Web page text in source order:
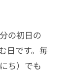
の初日の
日です。毎
ち）でも